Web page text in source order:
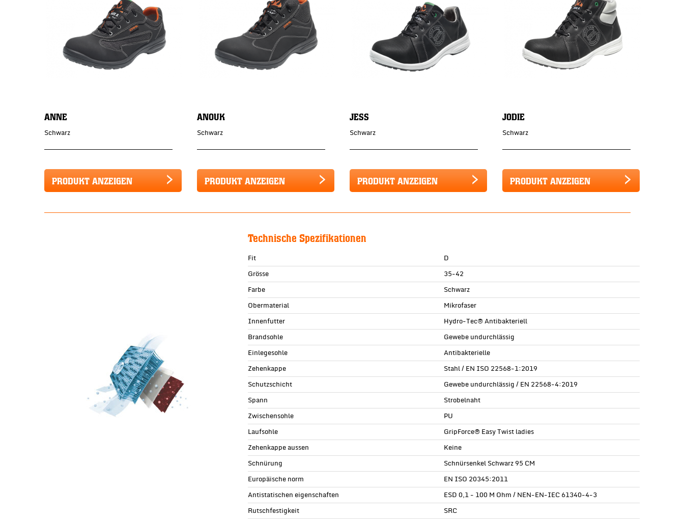
ANNE
Schwarz
PRODUKT ANZEIGEN
ANOUK
Schwarz
PRODUKT ANZEIGEN
JESS
Schwarz
PRODUKT ANZEIGEN
JODIE
Schwarz
PRODUKT ANZEIGEN
Technische Spezifikationen
Fit
D
Grösse
35-42
Farbe
Schwarz
Obermaterial
Mikrofaser
Innenfutter
Hydro-Tec® Antibakteriell
Brandsohle
Gewebe undurchlässig
Einlegesohle
Antibakterielle
Zehenkappe
Stahl / EN ISO 22568-1:2019
Schutzschicht
Gewebe undurchlässig / EN 22568-4:2019
Spann
Strobelnaht
Zwischensohle
PU
Laufsohle
GripForce® Easy Twist ladies
Zehenkappe aussen
Keine
Schnürung
Schnürsenkel Schwarz 95 CM
Europäische norm
EN ISO 20345:2011
Antistatischen eigenschaften
ESD 0,1 - 100 M Ohm / NEN-EN-IEC 61340-4-3
Rutschfestigkeit
SRC